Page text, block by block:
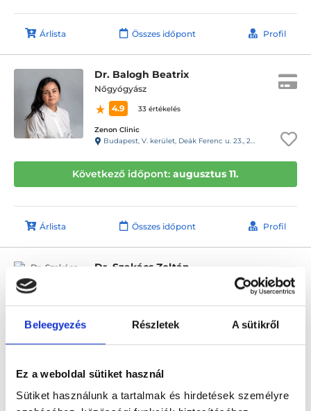
Beleegyezés Részletek A sütikről
Ez a weboldal sütiket használ
Sütiket használunk a tartalmak és hirdetések személyre
Árlista Összes időpont Profil
Dr. Balogh Beatrix
Nőgyógyász
4.9
33 értékelés
Zenon Clinic
Budapest, V. kerület, Deák Ferenc u. 23., 2. em.
Következő időpont: augusztus 11.
Árlista Összes időpont Profil
Dr. Szakács Zoltán
EndoCARE Intézet
Következő időpont: